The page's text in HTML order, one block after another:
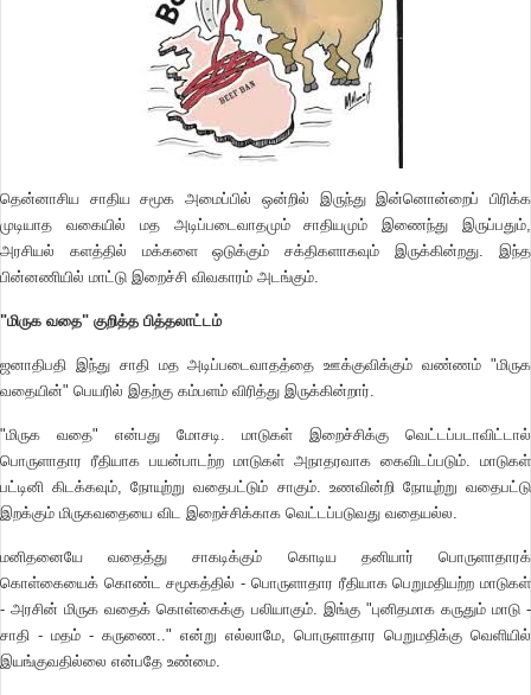
தென்னாசிய சாதிய சமூக அமைப்பில் ஒன்றில் இருந்து இன்னொன்றைப் பிரிக்க
முடியாத வகையில் மத அடிப்படைவாதமும் சாதியமும் இணைந்து இருப்பதும்,
அரசியல் களத்தில் மக்களை ஒடுக்கும் சக்திகளாகவும் இருக்கின்றது. இந்த
பின்னணியில் மாட்டு இறைச்சி விவகாரம் அடங்கும்.
"மிருக வதை" குறித்த பித்தலாட்டம்
ஜனாதிபதி இந்து சாதி மத அடிப்படைவாதத்தை ஊக்குவிக்கும் வண்ணம் "மிருக
வதையின்" பெயரில் இதற்கு கம்பளம் விரித்து இருக்கின்றார்.
"மிருக வதை" என்பது மோசடி. மாடுகள் இறைச்சிக்கு வெட்டப்படாவிட்டால்
பொருளாதார ரீதியாக பயன்பாடற்ற மாடுகள் அநாதரவாக கைவிடப்படும். மாடுகள்
பட்டினி கிடக்கவும், நோயுற்று வதைபட்டும் சாகும். உணவின்றி நோயுற்று வதைபட்டு
இறக்கும் மிருகவதையை விட இறைச்சிக்காக வெட்டப்படுவது வதையல்ல.
மனிதனையே வதைத்து சாகடிக்கும் கொடிய தனியார் பொருளாதாரக்
கொள்கையைக் கொண்ட சமூகத்தில் - பொருளாதார ரீதியாக பெறுமதியற்ற மாடுகள்
- அரசின் மிருக வதைக் கொள்கைக்கு பலியாகும். இங்கு "புனிதமாக கருதும் மாடு -
சாதி - மதம் - கருணை.." என்று எல்லாமே, பொருளாதார பெறுமதிக்கு வெளியில்
இயங்குவதில்லை என்பதே உண்மை.